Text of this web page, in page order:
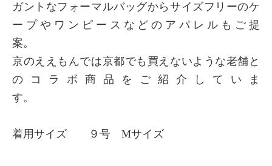
ガントなフォーマルバッグからサイズフリーのケ
ープやワンピースなどのアパレルもご提
案。
京のええもんでは京都でも買えないような老舗と
のコラボ商品をご紹介していま
す。
着用サイズ ９号 Mサイズ